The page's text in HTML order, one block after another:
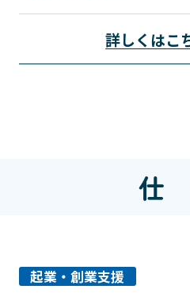
詳しくはこ
仕
起業・創業支援